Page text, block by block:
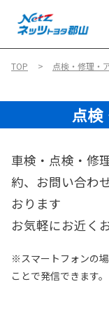
TOP 点検・修理・
点検
車検・点検・修
約、お問い合わ
おります
お気軽にお近く
※スマートフォンの
ことで発信できます。